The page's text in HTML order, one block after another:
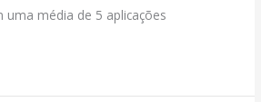
média de 5 aplicações